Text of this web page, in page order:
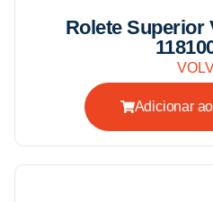
Rolete Superior
Adicionar